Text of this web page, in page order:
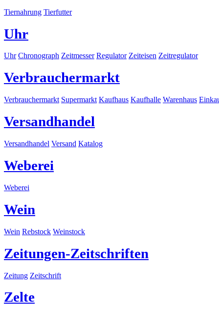
Tiernahrung Tierfutter
Uhr
Uhr Chronograph Zeitmesser Regulator Zeiteisen Zeitregulator
Verbrauchermarkt
Verbrauchermarkt Supermarkt Kaufhaus Kaufhalle Warenhaus
Versandhandel
Versandhandel Versand Katalog
Weberei
Weberei
Wein
Wein Rebstock Weinstock
Zeitungen-Zeitschriften
Zeitung Zeitschrift
Zelte